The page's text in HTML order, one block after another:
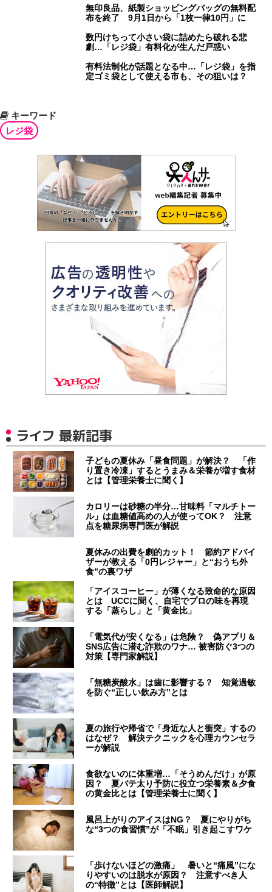
無印良品、紙製ショッピングバッグの無料配
布を終了 9月1日から「1枚一律10円」に
数円けちって小さい袋に詰めたら破れる悲
劇…「レジ袋」有料化が生んだ戸惑い
有料法制化が話題となる中…「レジ袋」を指
定ゴミ袋として使える市も、その狙いは？
キーワード
レジ袋
ライフ 最新記事
子どもの夏休み「昼食問題」が解決？ 「作
り置き冷凍」するとうまみ＆栄養が増す食材
とは【管理栄養士に聞く】
カロリーは砂糖の半分…甘味料「マルチトー
ル」は血糖値高めの人が使ってOK？ 注意
点を糖尿病専門医が解説
夏休みの出費を劇的カット！ 節約アドバイ
ザーが教える「0円レジャー」と“おうち外
食”の裏ワザ
「アイスコーヒー」が薄くなる致命的な原因
とは UCCに聞く、自宅でプロの味を再現
する「蒸らし」と「黄金比」
「電気代が安くなる」は危険？ 偽アプリ＆
SNS広告に潜む詐欺のワナ… 被害防ぐ3つの
対策【専門家解説】
「無糖炭酸水」は歯に影響する？ 知覚過敏
を防ぐ“正しい飲み方”とは
夏の旅行や帰省で「身近な人と衝突」するの
はなぜ？ 解決テクニックを心理カウンセラ
ーが解説
食欲ないのに体重増…「そうめんだけ」が原
因？ 夏バテ太り予防に役立つ栄養素＆夕食
の黄金比とは【管理栄養士に聞く】
風呂上がりのアイスはNG？ 夏にやりがち
な“3つの食習慣”が「不眠」引き起こすワケ
「歩けないほどの激痛」 暑いと“痛風”にな
りやすいのは脱水が原因？ 注意すべき人
の“特徴”とは【医師解説】